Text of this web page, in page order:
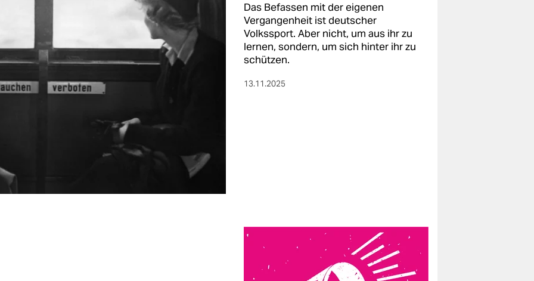
Das Befassen mit der eigenen
Vergangenheit ist deutscher
Volkssport. Aber nicht, um aus ihr zu
lernen, sondern, um sich hinter ihr zu
schützen.
13.11.2025